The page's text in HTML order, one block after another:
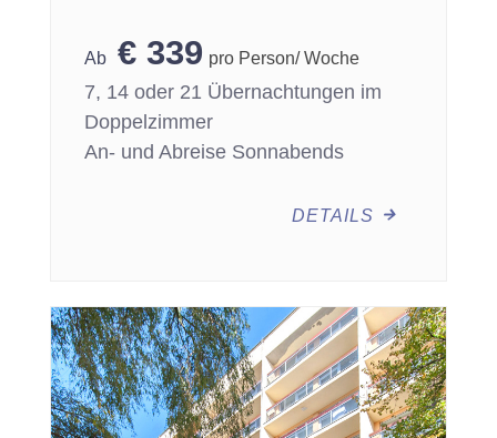
€ 339 pro Person/ Woche
7, 14 oder 21 Übernachtungen im
Doppelzimmer
An- und Abreise Sonnabends
DETAILS